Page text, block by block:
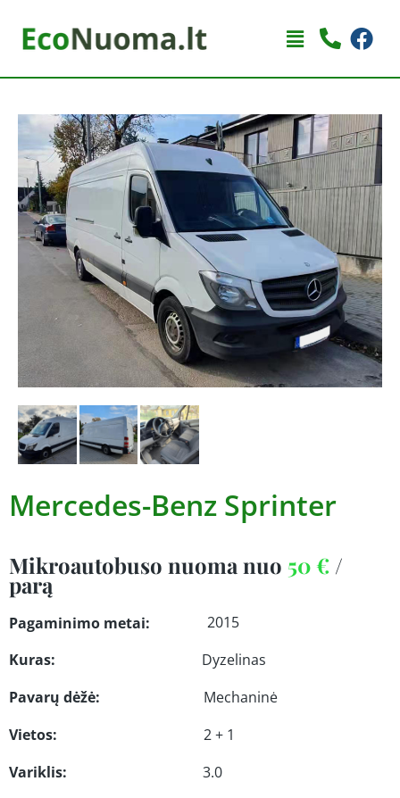
Mercedes-Benz Sprinter
Mikroautobuso nuoma nuo 50 € /
parą
Pagaminimo metai:
2015
Kuras: Dyzelinas
Pavarų dėžė: Mechaninė
Vietos: 2 + 1
Variklis: 3.0